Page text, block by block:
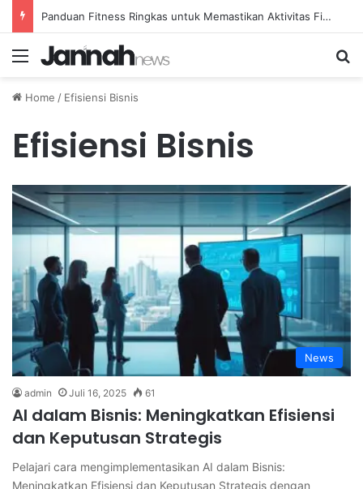
Panduan Fitness Ringkas untuk Memastikan Aktivitas Fisik Anda Tetap Konsisten
Menu
Home / Efisiensi Bisnis
Efisiensi Bisnis
News
admin Juli 16, 2025 61
AI dalam Bisnis: Meningkatkan Efisiensi
dan Keputusan Strategis
Pelajari cara mengimplementasikan AI dalam Bisnis:
Meningkatkan Efisiensi dan Keputusan Strategis dengan